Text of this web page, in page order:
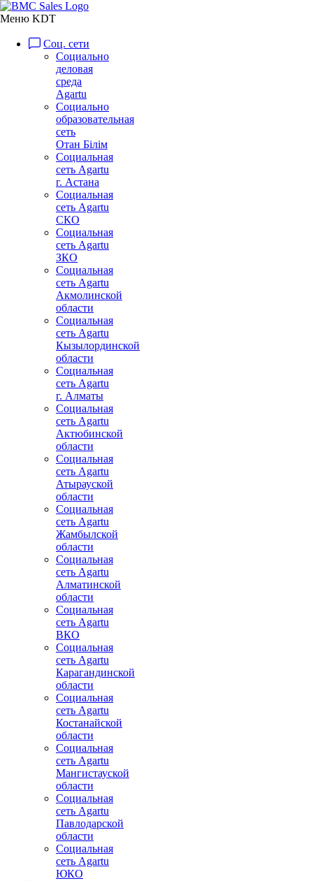
Меню KDT
Соц. сети
Социально
деловая
среда
Agartu
Социально
образовательная
сеть
Отан Бiлiм
Социальная
сеть Agartu
г. Астана
Социальная
сеть Agartu
СКО
Социальная
сеть Agartu
ЗКО
Социальная
сеть Agartu
Акмолинской
области
Социальная
сеть Agartu
Кызылординской
области
Социальная
сеть Agartu
г. Алматы
Социальная
сеть Agartu
Актюбинской
области
Социальная
сеть Agartu
Атырауской
области
Социальная
сеть Agartu
Жамбылской
области
Социальная
сеть Agartu
Алматинской
области
Социальная
сеть Agartu
ВКО
Социальная
сеть Agartu
Карагандинской
области
Социальная
сеть Agartu
Костанайской
области
Социальная
сеть Agartu
Мангистауской
области
Социальная
сеть Agartu
Павлодарской
области
Социальная
сеть Agartu
ЮКО